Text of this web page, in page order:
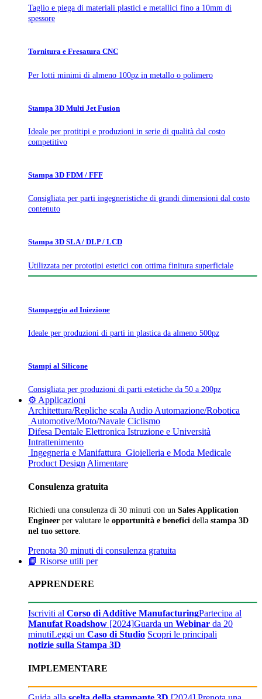
Taglio e piega di materiali plastici e metallici fino a 10mm di
spessore
Tornitura e Fresatura CNC
Per lotti minimi di almeno 100pz in metallo o polimero
Stampa 3D Multi Jet Fusion
Ideale per protitipi e produzioni in serie di qualità dal costo
competitivo
Stampa 3D FDM / FFF
Consigliata per parti ingegneristiche di grandi dimensioni dal costo
contenuto
Stampa 3D SLA / DLP / LCD
Utilizzata per prototipi estetici con ottima finitura superficiale
Stampaggio ad Iniezione
Ideale per produzioni di parti in plastica da almeno 500pz
Stampi al Silicone
Consigliata per produzioni di parti estetiche da 50 a 200pz
⚙️ Applicazioni
Architettura/Repliche scala Audio Automazione/Robotica
Automotive/Moto/Navale Ciclismo
Difesa Dentale Elettronica Istruzione e Università
Intrattenimento
Ingegneria e Manifattura Gioielleria e Moda Medicale
Product Design Alimentare
Consulenza gratuita
Richiedi una consulenza di 30 minuti con un Sales Application
Engineer per valutare le opportunità e benefici della stampa 3D
nel tuo settore
Prenota 30 minuti di consulenza gratuita
📙 Risorse utili per
APPRENDERE
Iscriviti al Corso di Additive ManufacturingPartecipa al
Manufat Roadshow [2024]Guarda un Webinar da 20
minutiLeggi un Caso di Studio Scopri le principali
notizie sulla Stampa 3D
IMPLEMENTARE